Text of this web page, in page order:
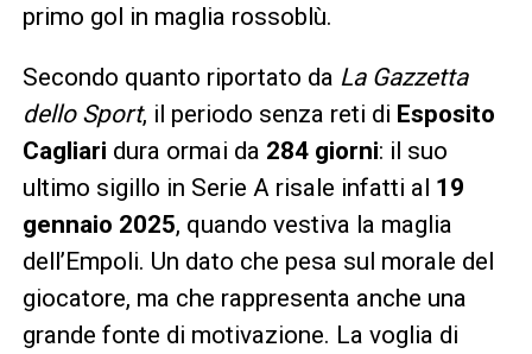
primo gol in maglia rossoblù.
Secondo quanto riportato da La Gazzetta
dello Sport, il periodo senza reti di Esposito
Cagliari dura ormai da 284 giorni: il suo
ultimo sigillo in Serie A risale infatti al 19
gennaio 2025, quando vestiva la maglia
dell’Empoli. Un dato che pesa sul morale del
giocatore, ma che rappresenta anche una
grande fonte di motivazione. La voglia di